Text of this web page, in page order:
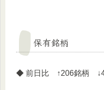
保有銘柄
◆ 前日比 ↑206銘柄